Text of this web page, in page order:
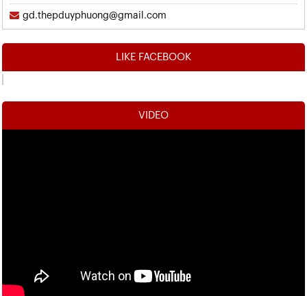
gd.thepduyphuong@gmail.com
LIKE FACEBOOK
VIDEO